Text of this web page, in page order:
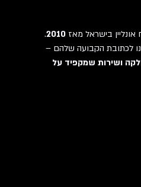
בישראל מאז2010
.
לכתובת הקבועה שלהם –
ושירות שמקפיד על